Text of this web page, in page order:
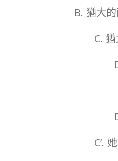
B. 猶大
C.
C’.